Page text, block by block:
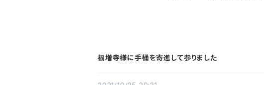
福増寺様に手桶を寄進して参りました